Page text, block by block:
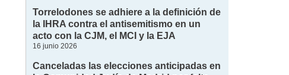
Torrelodones se adhiere a la definición de
la IHRA contra el antisemitismo en un
acto con la CJM, el MCI y la EJA
16 junio 2026
Canceladas las elecciones anticipadas en